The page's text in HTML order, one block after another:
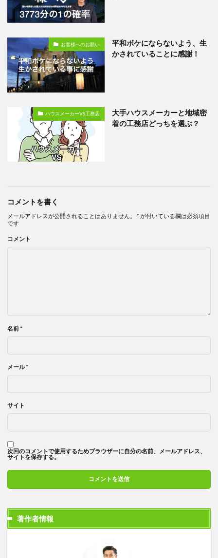
お客様へのお願い
平和ボケにならないよう、生
かされていることに感謝！
ハウスメーカーVS工務店
大手ハウスメーカーと地域密
着の工務店どっちを選ぶ？
コメントを書く
メールアドレスが公開されることはありません。 *が付いている欄は必須項目
です
コメント
名前*
メール*
サイト
次回のコメントで使用するためブラウザーに自分の名前、メールアドレス、
サイトを保存する。
著作者情報